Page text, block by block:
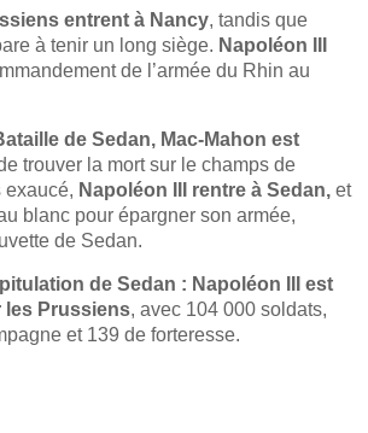
entrent à Nancy, tandis que
à tenir un long siège. Napoléon III
de l’armée du Rhin au
de Sedan, Mac-Mahon est
trouver la mort sur le champs de
exaucé, Napoléon III rentre à Sedan, et
blanc pour épargner son armée,
de Sedan.
de Sedan : Napoléon III est
les Prussiens, avec 104 000 soldats,
et 139 de forteresse.